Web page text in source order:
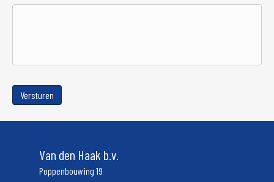
Versturen
Van den Haak b.v.
Poppenbouwing 19